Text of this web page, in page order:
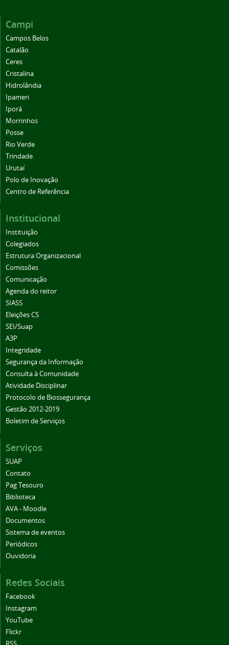
Campi
Campos Belos
Catalão
Ceres
Cristalina
Hidrolândia
Ipameri
Iporá
Morrinhos
Posse
Rio Verde
Trindade
Urutaí
Polo de Inovação
Centro de Referência
Institucional
Instituição
Colegiados
Estrutura Organizacional
Comissões
Comunicação
Agenda do reitor
SIASS
Eleições CS
SEI/Suap
A3P
Integridade
Segurança da Informação
Consulta à Comunidade
Atividade Disciplinar
Protocolo de Biossegurança
Gestão 2012-2019
Boletim de Serviços
Serviços
SUAP
Contato
Pag Tesouro
Biblioteca
AVA - Moodle
Documentos
Sistema de eventos
Periódicos
Ouvidoria
Redes Sociais
Facebook
Instagram
YouTube
Flickr